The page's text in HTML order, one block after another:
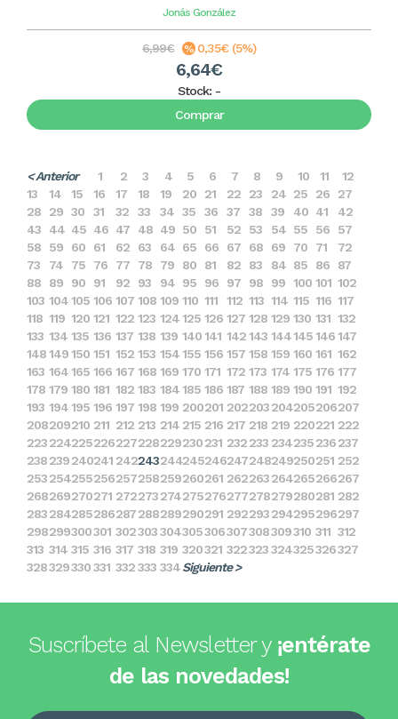
Jonás González
6,99€ 0,35€ (5%)
6,64€
Stock: -
Comprar
< Anterior 1 2 3 4 5 6 7 8 9 10 11
12
13
14 15 16 17 18 19 20 21 22 23 24 25 26
27
28
29 30 31 32 33 34 35 36 37 38 39 40 41
42
43
44 45 46 47 48 49 50 51 52 53 54 55 56
57
58
59 60 61 62 63 64 65 66 67 68 69 70 71
72
73
74 75 76 77 78 79 80 81 82 83 84 85 86
87
88
89 90 91 92 93 94 95 96 97 98 99 100 101 102
103 104105 106 107 108 109 110 111 112 113 114 115 116 117
118 119 120 121 122 123 124125 126 127 128 129 130 131 132
133 134 135 136 137 138 139 140141 142143 144145146147
148149150 151 152 153 154155 156 157 158 159 160 161 162
163 164165 166 167 168 169 170 171 172 173 174 175 176 177
178 179 180 181 182 183 184185 186 187 188 189 190 191 192
193 194195 196 197 198 199 200201 202203204205206207
208209210 211 212 213 214 215 216 217 218 219 220221 222
223224225226227228229230231 232233 234235236237
238239240241 242243244245246247248249250251 252
253254255256257258259260261 262263264265266267
268269270271 272273274275276277278279280281 282
283284285286287288289290291 292293294295296297
298299300301 302303304305306307308309310 311 312
313 314 315 316 317 318 319 320321 322323324325326327
328329330331 332333 334Siguiente >
Suscríbete al Newsletter y ¡entérate
de las novedades!